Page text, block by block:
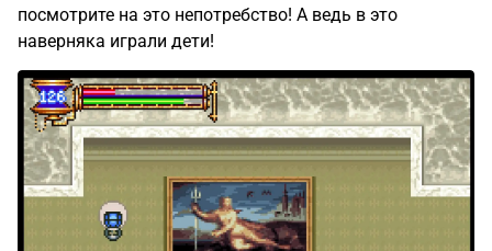
посмотрите на это непотребство! А ведь в это
наверняка играли дети!